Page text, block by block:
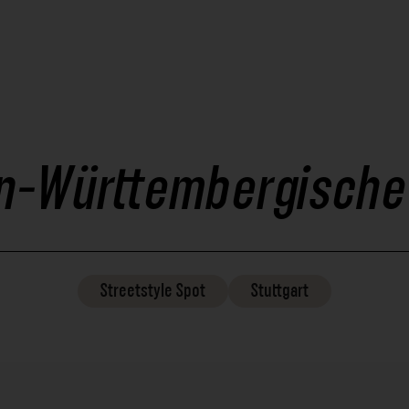
Streetstyle Spot Stuttgart